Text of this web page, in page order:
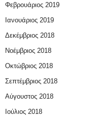
Φεβρουάριος 2019
Ιανουάριος 2019
Δεκέμβριος 2018
Νοέμβριος 2018
Οκτώβριος 2018
Σεπτέμβριος 2018
Αύγουστος 2018
Ιούλιος 2018